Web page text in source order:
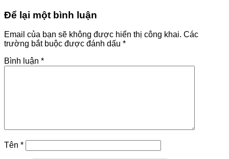
Để lại một bình luận
Email của bạn sẽ không được hiển thị công khai. Các
trường bắt buộc được đánh dấu *
Bình luận *
Tên *